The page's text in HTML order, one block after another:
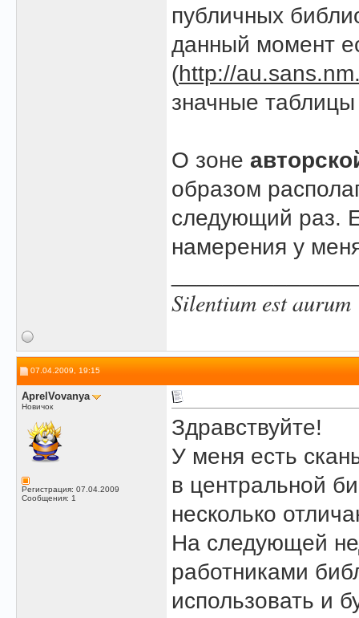
публичных
данный момент
(http://
значные таблицы
О зоне
образом
следующий раз.
намерения у
Silentium est aurum
07.04.2009, 19:15
AprelVovanya
Новичок
Регистрация: 07.04.2009
Сообщения: 1
Здравствуйте!
У меня есть
в центральной
несколько
На следующей
работниками
использовать и